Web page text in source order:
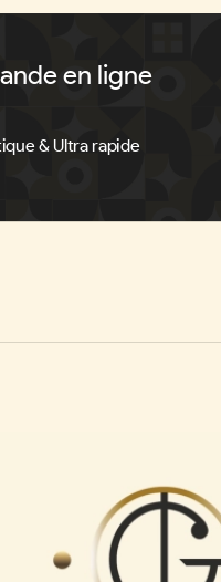
en ligne
& Ultra rapide